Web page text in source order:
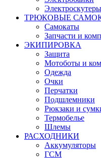
Электроскутеры
ТРЮКОВЫЕ
Самокаты
Запчасти и
ЭКИПИРОВКА
Защита
Мотоботы и
Одежда
Очки
Перчатки
Подшлемники
Рюкзаки и
Термобелье
Шлемы
РАСХОДНИКИ
Аккумуляторы
ГСМ